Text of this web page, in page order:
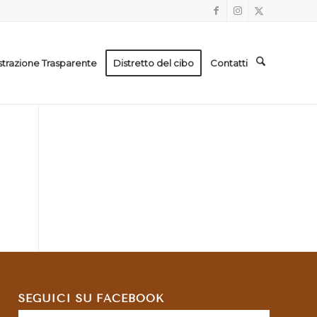
Trasparente Distretto del cibo Contatti
SEGUICI SU FACEBOOK